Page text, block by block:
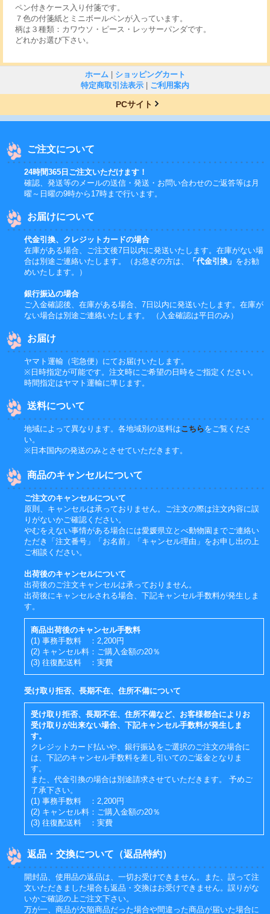
ペン付きケース入り付箋です。
７色の付箋紙とミニボールペンが入っています。
柄は３種類：カワウソ・ピース・レッサーパンダです。
どれかお選び下さい。
ホーム
ショッピングカート
特定商取引法表示
ご利用案内
PCサイト
ご注文について
24時間365日ご注文いただけます！
確認、発送等のメールの送信・発送・お問い合わせのご返答等は月
曜～日曜の9時から17時まで行います。
お届けについて
代金引換、クレジットカードの場合
在庫がある場合、ご注文後7日以内に発送いたします。在庫がない場
合は別途ご連絡いたします。（お急ぎの方は、
「代金引換」 をお勧
めいたします。）
銀行振込の場合
ご入金確認後、在庫がある場合、7日以内に発送いたします。在庫が
ない場合は別途ご連絡いたします。 （入金確認は平日のみ）
お届け
ヤマト運輸（宅急便）にてお届けいたします。
※日時指定が可能です。注文時にご希望の日時をご指定ください。
時間指定はヤマト運輸に準じます。
送料について
地域によって異なります。各地域別の送料はこちらをご覧くださ
い。
※日本国内の発送のみとさせていただきます。
商品のキャンセルについて
ご注文のキャンセルについて
原則、キャンセルは承っておりません。ご注文の際は注文内容に誤
りがないかご確認ください。
やむをえない事情がある場合には愛媛県立とべ動物園までご連絡い
ただき「注文番号」「お名前」「キャンセル理由」をお申し出の上
ご相談ください。
出荷後のキャンセルについて
出荷後のご注文キャンセルは承っておりません。
出荷後にキャンセルされる場合、下記キャンセル手数料が発生しま
す。
商品出荷後のキャンセル手数料
(1) 事務手数料 ：2,200円
(2) キャンセル料：ご購入金額の20％
(3) 往復配送料 ：実費
受け取り拒否、長期不在、住所不備について
受け取り拒否、長期不在、住所不備など、お客様都合によりお
受け取りが出来ない場合、下記キャンセル手数料が発生しま
す。
クレジットカード払いや、銀行振込をご選択のご注文の場合に
は、下記のキャンセル手数料を差し引いてのご返金となりま
す。
また、代金引換の場合は別途請求させていただきます。 予めご
了承下さい。
(1) 事務手数料 ：2,200円
(2) キャンセル料：ご購入金額の20％
(3) 往復配送料 ：実費
返品・交換について（返品特約）
開封品、使用品の返品は、一切お受けできません。また、誤って注
文いただきました場合も返品・交換はお受けできません。誤りがな
いかご確認の上ご注文下さい。
万が一、商品が欠陥商品だった場合や間違った商品が届いた場合に